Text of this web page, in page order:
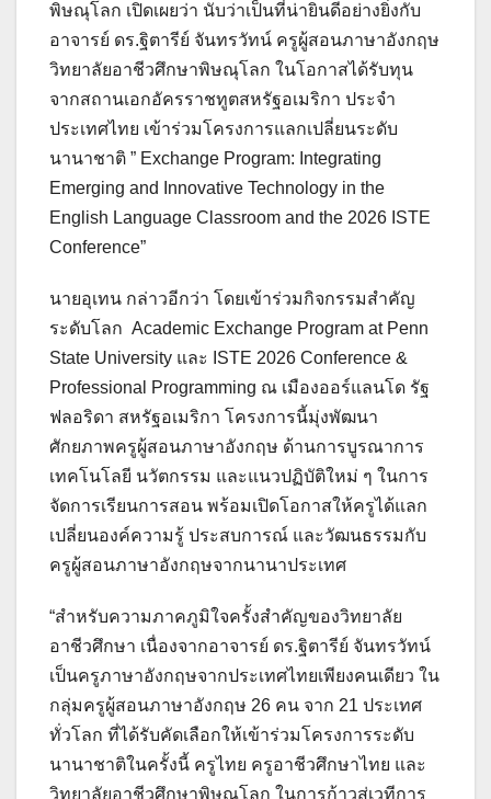
พิษณุโลก เปิดเผยว่า นับว่าเป็นที่น่ายินดีอย่างยิ่งกับ
อาจารย์ ดร.ฐิตารีย์ จันทรวัทน์ ครูผู้สอนภาษาอังกฤษ
วิทยาลัยอาชีวศึกษาพิษณุโลก ในโอกาสได้รับทุน
จากสถานเอกอัครราชทูตสหรัฐอเมริกา ประจำ
ประเทศไทย เข้าร่วมโครงการแลกเปลี่ยนระดับ
นานาชาติ ” Exchange Program: Integrating
Emerging and Innovative Technology in the
English Language Classroom and the 2026 ISTE
Conference”
นายอุเทน กล่าวอีกว่า โดยเข้าร่วมกิจกรรมสำคัญ
ระดับโลก Academic Exchange Program at Penn
State University และ ISTE 2026 Conference &
Professional Programming ณ เมืองออร์แลนโด รัฐ
ฟลอริดา สหรัฐอเมริกา โครงการนี้มุ่งพัฒนา
ศักยภาพครูผู้สอนภาษาอังกฤษ ด้านการบูรณาการ
เทคโนโลยี นวัตกรรม และแนวปฏิบัติใหม่ ๆ ในการ
จัดการเรียนการสอน พร้อมเปิดโอกาสให้ครูได้แลก
เปลี่ยนองค์ความรู้ ประสบการณ์ และวัฒนธรรมกับ
ครูผู้สอนภาษาอังกฤษจากนานาประเทศ
“สำหรับความภาคภูมิใจครั้งสำคัญของวิทยาลัย
อาชีวศึกษา เนื่องจากอาจารย์ ดร.ฐิตารีย์ จันทรวัทน์
เป็นครูภาษาอังกฤษจากประเทศไทยเพียงคนเดียว ใน
กลุ่มครูผู้สอนภาษาอังกฤษ 26 คน จาก 21 ประเทศ
ทั่วโลก ที่ได้รับคัดเลือกให้เข้าร่วมโครงการระดับ
นานาชาติในครั้งนี้ ครูไทย ครูอาชีวศึกษาไทย และ
วิทยาลัยอาชีวศึกษาพิษณุโลก ในการก้าวสู่เวทีการ